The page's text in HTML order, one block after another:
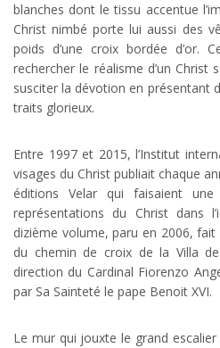
blanches dont le tissu accentue
Christ nimbé porte lui aussi des
poids d’une croix bordée d’or.
rechercher le réalisme d’un Christ
susciter la dévotion en présentant
traits glorieux.
Entre 1997 et 2015, l’Institut
visages du Christ publiait chaque
éditions Velar qui faisaient
représentations du Christ dans
dizième volume, paru en 2006,
du chemin de croix de la Villa
direction du Cardinal Fiorenzo
par Sa Sainteté le pape Benoit XVI.
Le mur qui jouxte le grand